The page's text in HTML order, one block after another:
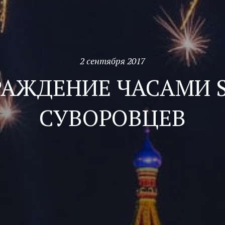
2 сентября 2017
ЧАСАМИ
СУВОРОВЦЕВ